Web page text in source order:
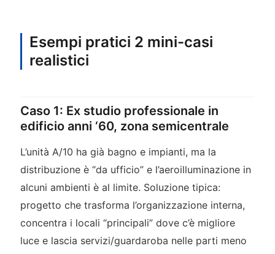
Esempi pratici 2 mini-casi
realistici
Caso 1: Ex studio professionale in
edificio anni ‘60, zona semicentrale
L’unità A/10 ha già bagno e impianti, ma la
distribuzione è “da ufficio” e l’aeroilluminazione in
alcuni ambienti è al limite. Soluzione tipica:
progetto che trasforma l’organizzazione interna,
concentra i locali “principali” dove c’è migliore
luce e lascia servizi/guardaroba nelle parti meno